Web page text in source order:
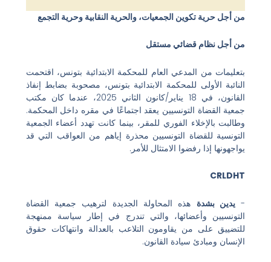
من أجل حرية تكوين الجمعيات، والحرية النقابية وحرية التجمع
من أجل نظام قضائي مستقل
بتعليمات من المدعي العام للمحكمة الابتدائية بتونس، اقتحمت
النائبة الأولى للمحكمة الابتدائية بتونس، مصحوبة بضابط إنفاذ
القانون، في 18 يناير/كانون الثاني 2025، عندما كان مكتب
جمعية القضاة التونسيين يعقد اجتماعًا في مقره داخل المحكمة.
وطالبت بالإخلاء الفوري للمقر، بينما كانت تهدد أعضاء الجمعية
التونسية للقضاة التونسيين محذرة إياهم من العواقب التي قد
يواجهونها إذا رفضوا الامتثال للأمر.
CRLDHT
- يدين بشدة هذه المحاولة الجديدة لترهيب جمعية القضاة
التونسيين وأعضائها، والتي تندرج في إطار سياسة ممنهجة
للتضييق على من يقاومون التلاعب بالعدالة وانتهاكات حقوق
الإنسان ومبادئ سيادة القانون.